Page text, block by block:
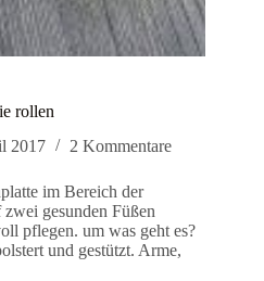
rollen
2017 2 Kommentare
im Bereich der
gesunden Füßen
pflegen. um was geht es?
und gestützt. Arme,